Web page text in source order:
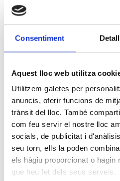
Consentiment
Aquest lloc web utilitza
Utilitzem galetes per
anuncis, oferir funcions de
trànsit del lloc. També
com feu servir el nostre lloc
socials, de publicitat i
seu torn, ells la poden
els hàgiu proporcionat o hagin
que heu fet dels seus serveis.